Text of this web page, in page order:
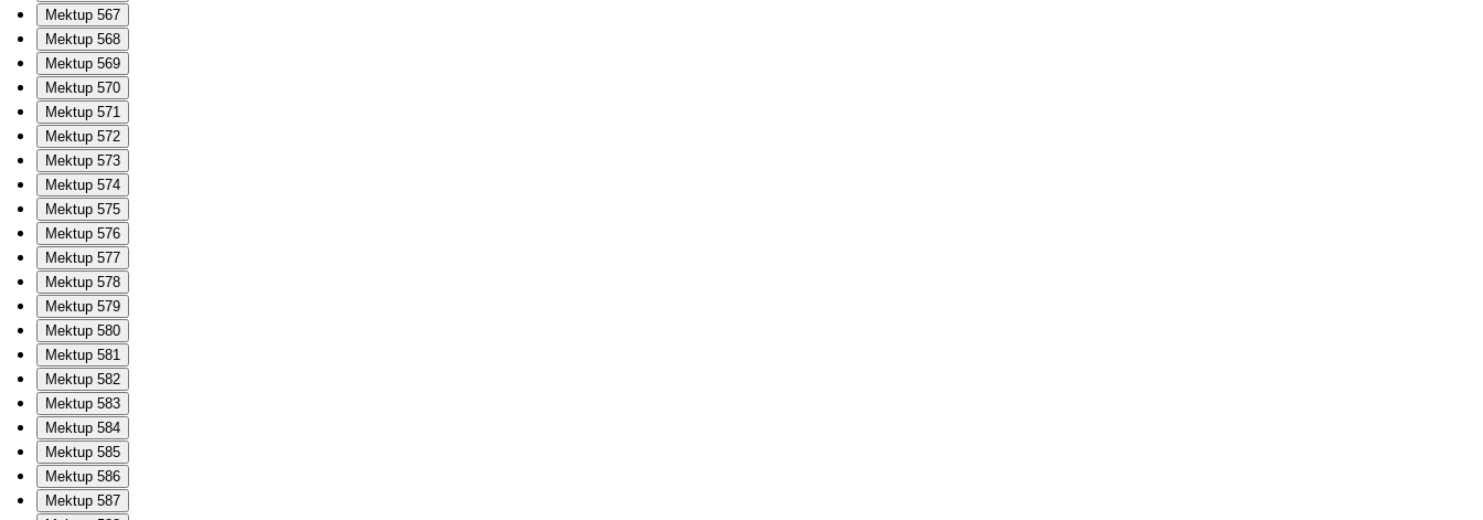
Mektup 567
Mektup 568
Mektup 569
Mektup 570
Mektup 571
Mektup 572
Mektup 573
Mektup 574
Mektup 575
Mektup 576
Mektup 577
Mektup 578
Mektup 579
Mektup 580
Mektup 581
Mektup 582
Mektup 583
Mektup 584
Mektup 585
Mektup 586
Mektup 587